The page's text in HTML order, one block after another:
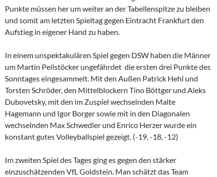
Punkte müssen her um weiter an der Tabellenspitze zu bleiben
und somit am letzten Spieltag gegen Eintracht Frankfurt den
Aufstieg in eigener Hand zu haben.
In einem unspektakulären Spiel gegen DSW haben die Männer
um Martin Peilstöcker ungefährdet die ersten drei Punkte des
Sonntages eingesammelt. Mit den Außen Patrick Hehl und
Torsten Schröder, den Mittelblockern Tino Böttger und Aleks
Dubovetsky, mit den im Zuspiel wechselnden Malte
Hagemann und Igor Borger sowie mit in den Diagonalen
wechselnden Max Schwedler und Enrico Herzer wurde ein
konstant gutes Volleyballspiel gezeigt. (-19, -18, -12)
Im zweiten Spiel des Tages ging es gegen den stärker
einzuschätzenden VfL Goldstein. Man schätzt das Team